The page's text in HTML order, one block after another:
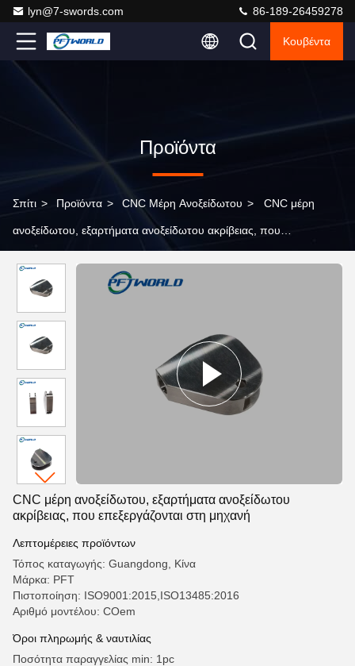
lyn@7-swords.com 86-189-26459278
Κουβέντα
Προϊόντα
Σπίτι > Προϊόντα > CNC Μέρη Ανοξείδωτου > CNC μέρη
ανοξείδωτου, εξαρτήματα ανοξείδωτου ακρίβειας, που
CNC μέρη ανοξείδωτου, εξαρτήματα ανοξείδωτου
ακρίβειας, που επεξεργάζονται στη μηχανή
Λεπτομέρειες προϊόντων
Τόπος καταγωγής: Guangdong, Κίνα
Μάρκα: PFT
Πιστοποίηση: ISO9001:2015,ISO13485:2016
Αριθμό μοντέλου: COem
Όροι πληρωμής & ναυτιλίας
Ποσότητα παραγγελίας min: 1pc